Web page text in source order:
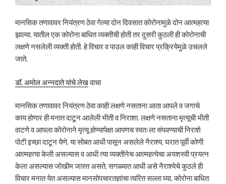
मानसिक तणावावर नियंत्रण ठेवा गेल्या दोन दिवसात कोरोनामुळे दोन आत्महत्या
झाल्या. यातील एक कोरोना बाधित व्यक्तीची होती तर दुसरी कुठली ही कोरोनाची
लक्षणे नसलेली व्यक्ती होती. हे विचार व पाउल काही विचार प्रक्रियेमुळे उचलले
जाते.
डॉ. अमोल अन्नदाते यांचे लेखवाचा
मानसिक तणावावर नियंत्रण ठेवा काही लक्षणे नसताना आता आपले व जगाचे
काय होणार ही मनात दाटून आलेली भीती व निराशा. लक्षणे नसताना मृत्यूची भीती
वाटणे व आपला कोरोनाने मृत्यू होण्यापेक्षा आपणच स्वतःला संपवण्याची निराशे
पोटी इच्छा दाटून येणे. या सोबत आधी पासून असलेले नैराश्य, घरात पूर्वी कोणी
आत्महत्या केली असल्यास व आधी त्या व्यक्तीनेच आत्महत्येचा अयशस्वी प्रयत्न
केला असल्यास जोखीम जास्त असते. सगळ्यात आधी असे नैराश्येचे कुठले ही
विचार मनात येत असल्यास मानसोपचारतज्ञांचा त्वरित सल्ला घ्या. कोरोना बाधित